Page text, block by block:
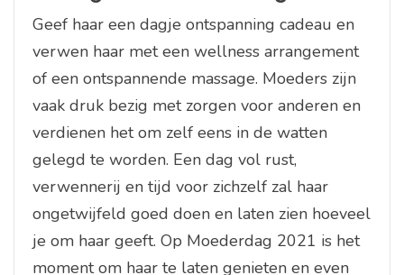
Geef haar een dagje ontspanning cadeau en
verwen haar met een wellness arrangement
of een ontspannende massage. Moeders zijn
vaak druk bezig met zorgen voor anderen en
verdienen het om zelf eens in de watten
gelegd te worden. Een dag vol rust,
verwennerij en tijd voor zichzelf zal haar
ongetwijfeld goed doen en laten zien hoeveel
je om haar geeft. Op Moederdag 2021 is het
moment om haar te laten genieten en even